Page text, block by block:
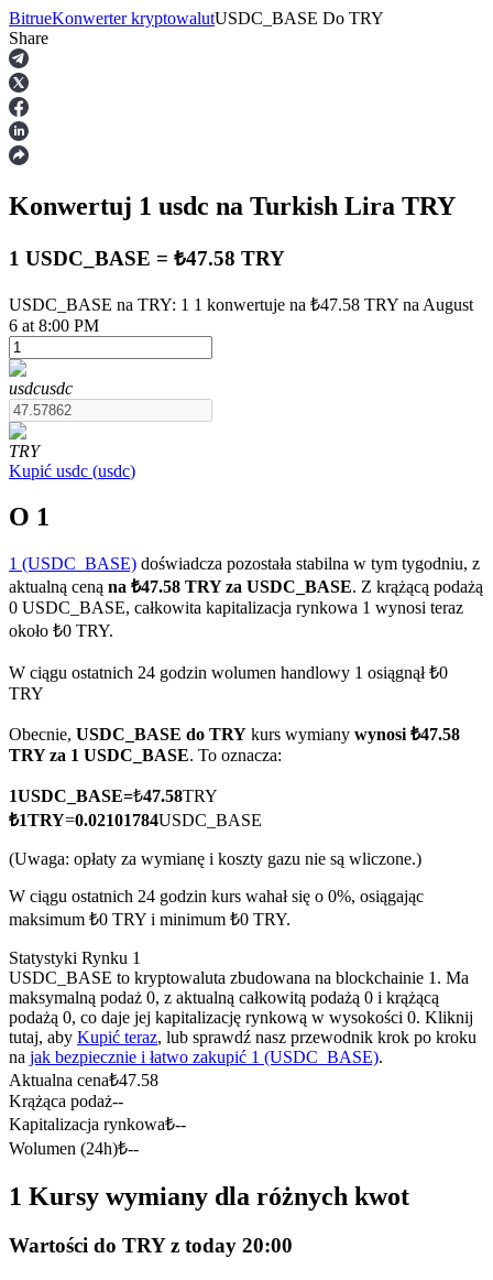
Kontrakty terminowe
Kontrakty terminowe na USDT
Kontrakty terminowe COIN-M
Kontrakty terminowe na kryptowaluty
Instrumenty pochodne na akcje, forex, metale szlachetne i
Kontrakty terminowe na USDC
Kontrakty futures wykorzystujące USDC jako zabezpieczenie
Kopiowanie Transakcji
BitrueKonwerter kryptowalutUSDC_BASE Do TRY
Share
Konwertuj 1 usdc na Turkish Lira TRY
1 USDC_BASE = ₺47.58 TRY
USDC_BASE na TRY: 1 1 konwertuje na ₺47.58 TRY na August
6 at 8:00 PM
usdcusdc
TRY
Kupić usdc (usdc)
O 1
1 (USDC_BASE) doświadcza pozostała stabilna w tym tygodniu, z
aktualną ceną na ₺47.58 TRY za USDC_BASE. Z krążącą podażą
0 USDC_BASE, całkowita kapitalizacja rynkowa 1 wynosi teraz
około ₺0 TRY.
W ciągu ostatnich 24 godzin wolumen handlowy 1 osiągnął ₺0
TRY
Obecnie, USDC_BASE do TRY kurs wymiany wynosi ₺47.58
TRY za 1 USDC_BASE. To oznacza:
1USDC_BASE=₺47.58TRY
₺1TRY=0.02101784USDC_BASE
(Uwaga: opłaty za wymianę i koszty gazu nie są wliczone.)
W ciągu ostatnich 24 godzin kurs wahał się o 0%, osiągając
maksimum ₺0 TRY i minimum ₺0 TRY.
Statystyki Rynku 1
USDC_BASE to kryptowaluta zbudowana na blockchainie 1. Ma
maksymalną podaż 0, z aktualną całkowitą podażą 0 i krążącą
podażą 0, co daje jej kapitalizację rynkową w wysokości 0. Kliknij
tutaj, aby Kupić teraz, lub sprawdź nasz przewodnik krok po kroku
na jak bezpiecznie i łatwo zakupić 1 (USDC_BASE).
Aktualna cena₺47.58
Krążąca podaż--
Kapitalizacja rynkowa₺--
Wolumen (24h)₺--
1 Kursy wymiany dla różnych kwot
Wartości do TRY z today 20:00